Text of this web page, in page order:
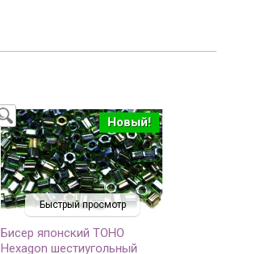
Быстрый просмотр
Новый!
Бисер японский TOHO
Hexagon шестиугольный